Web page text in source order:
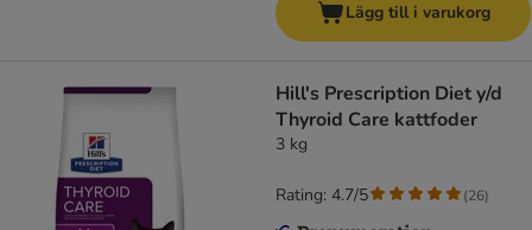
Lägg till i varukorg
Hill's Prescription Diet y/d
Thyroid Care kattfoder
3 kg
Rating: 4.7/5 (26)